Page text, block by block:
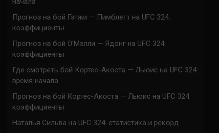
Прогноз на бой Гэтжи — Пимблетт на UFC 324:
коэффициенты
Прогноз на бой О’Мэлли — Ядонг на UFC 324:
коэффициенты
Где смотреть бой Кортес-Акоста — Льюис на UFC 324:
время начала
Прогноз на бой Кортес-Акоста — Льюис на UFC 324:
коэффициенты
Наталья Сильва на UFC 324: статистика и рекорд